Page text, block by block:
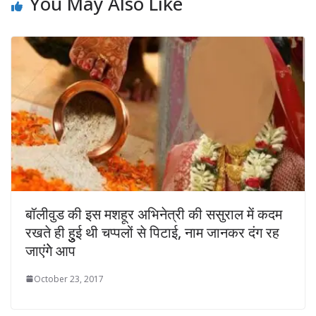
बॉलीवुड की इस मशहूर अभिनेत्री की ससुराल में कदम
रखते ही हुुुुई थी चप्पलों से पिटाई, नाम जानकर दंग रह
जाएंगेे आप
October 23, 2017